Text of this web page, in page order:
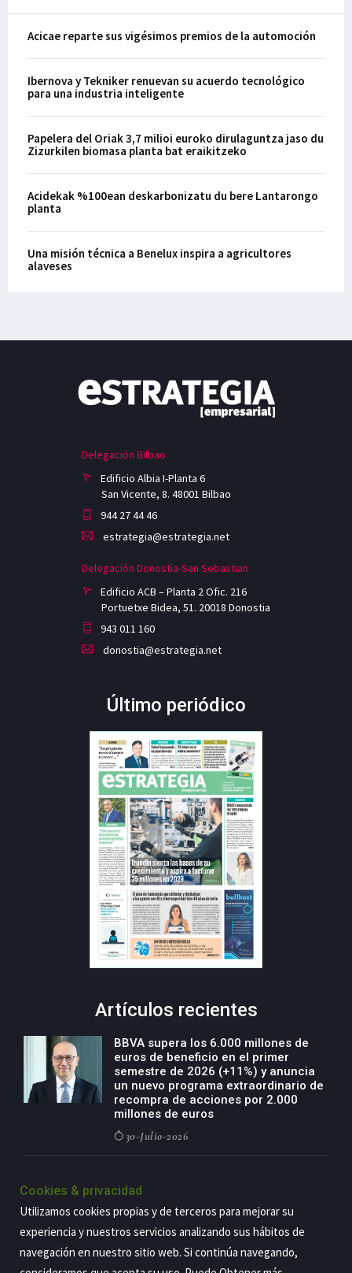
Acicae reparte sus vigésimos premios de la automoción
Ibernova y Tekniker renuevan su acuerdo tecnológico
para una industria inteligente
Papelera del Oriak 3,7 milioi euroko dirulaguntza jaso du
Zizurkilen biomasa planta bat eraikitzeko
Acidekak %100ean deskarbonizatu du bere Lantarongo
planta
Una misión técnica a Benelux inspira a agricultores
alaveses
Delegación Bilbao
Edificio Albia I-Planta 6
San Vicente, 8. 48001 Bilbao
944 27 44 46
estrategia@estrategia.net
Delegación Donostia-San Sebastian
Edificio ACB – Planta 2 Ofic. 216
Portuetxe Bidea, 51. 20018 Donostia
943 011 160
donostia@estrategia.net
Último periódico
Artículos recientes
BBVA supera los 6.000 millones de
euros de beneficio en el primer
semestre de 2026 (+11%) y anuncia
un nuevo programa extraordinario de
recompra de acciones por 2.000
millones de euros
30-Julio-2026
negocio agro con un modelo global
países
29-Julio-2026
Cookies & privacidad
Utilizamos cookies propias y de terceros para mejorar su
experiencia y nuestros servicios analizando sus hábitos de
navegación en nuestro sitio web. Si continúa navegando,